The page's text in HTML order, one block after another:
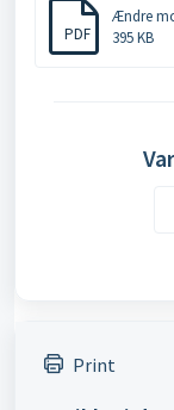
PDF
Ændre
395 KB
Print